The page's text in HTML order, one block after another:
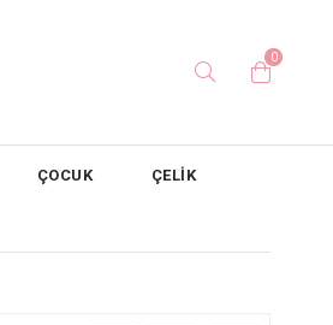
0
ÇOCUK ÇELİK